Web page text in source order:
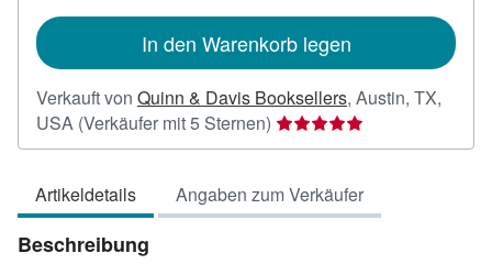
In den Warenkorb legen
Verkauft von Quinn & Davis Booksellers, Austin, TX,
USA (Verkäufer mit 5 Sternen) Verkäuferbewertung
5
5
Sternen
Artikeldetails Angaben zum Verkäufer
Beschreibung